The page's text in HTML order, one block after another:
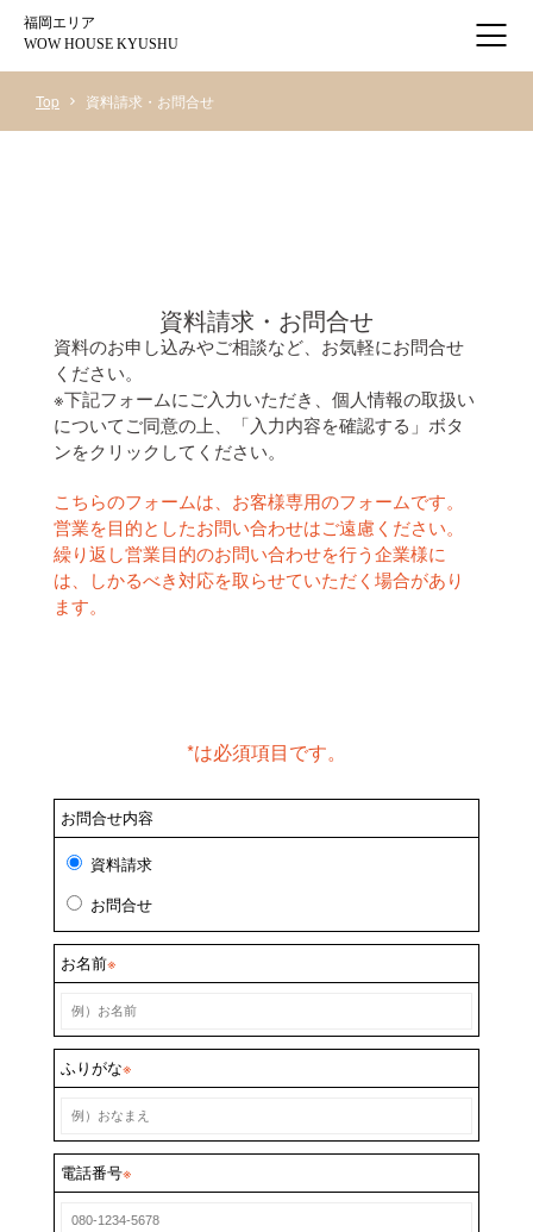
福岡エリア
WOW HOUSE KYUSHU
Top 資料請求・お問合せ
資料請求・お問合せ
資料のお申し込みやご相談など、お気軽にお問合せ
ください。
※下記フォームにご入力いただき、個人情報の取扱い
についてご同意の上、「入力内容を確認する」ボタ
ンをクリックしてください。
こちらのフォームは、お客様専用のフォームです。
営業を目的としたお問い合わせはご遠慮ください。
繰り返し営業目的のお問い合わせを行う企業様に
は、しかるべき対応を取らせていただく場合があり
ます。
*は必須項目です。
お問合せ内容
資料請求
お問合せ
お名前※
ふりがな※
電話番号※